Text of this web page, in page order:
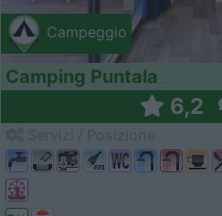
Campeggio
Camping Puntala
6,2